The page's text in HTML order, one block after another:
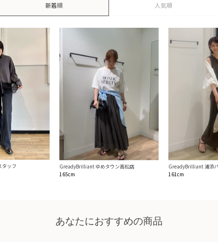
新着順 人気順
ッフ
GreadyBrilliant ゆめタウン高松店
165cm
GreadyBrilliant 浦添
161cm
あなたにおすすめの商品